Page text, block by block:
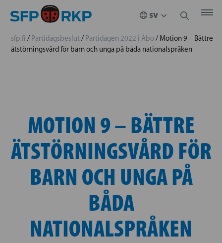
sfp.fi / Partidagsbeslut/ Partidagen 2022 i Åbo/ Motion 9 – Bättre
ätstörningsvård för barn och unga på båda nationalspråken
MOTION 9 – BÄTTRE
ÄTSTÖRNINGSVÅRD FÖR
BARN OCH UNGA PÅ
BÅDA
NATIONALSPRÅKEN